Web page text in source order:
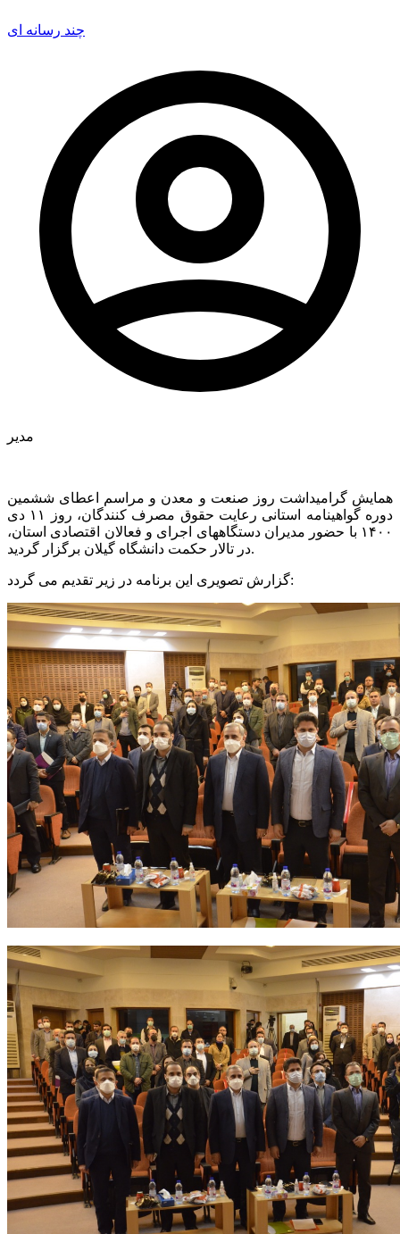
چند رسانه ای
مدیر
همایش گرامیداشت روز صنعت و معدن و مراسم اعطای ششمین
دوره گواهینامه استانی رعایت حقوق مصرف کنندگان، روز ۱۱ دی
۱۴۰۰ با حضور مدیران دستگاههای اجرای و فعالان اقتصادی استان،
در تالار حکمت دانشگاه گیلان برگزار گردید.
گزارش تصویری این برنامه در زیر تقدیم می گردد: